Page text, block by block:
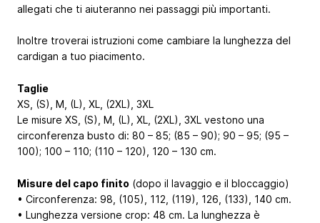
allegati che ti aiuteranno nei passaggi più importanti.
Inoltre troverai istruzioni come cambiare la lunghezza del
cardigan a tuo piacimento.
Taglie
XS, (S), M, (L), XL, (2XL), 3XL
Le misure XS, (S), M, (L), XL, (2XL), 3XL vestono una
circonferenza busto di: 80 – 85; (85 – 90); 90 – 95; (95 –
100); 100 – 110; (110 – 120), 120 – 130 cm.
Misure del capo finito (dopo il lavaggio e il bloccaggio)
• Circonferenza: 98, (105), 112, (119), 126, (133), 140 cm.
• Lunghezza versione crop: 48 cm. La lunghezza è